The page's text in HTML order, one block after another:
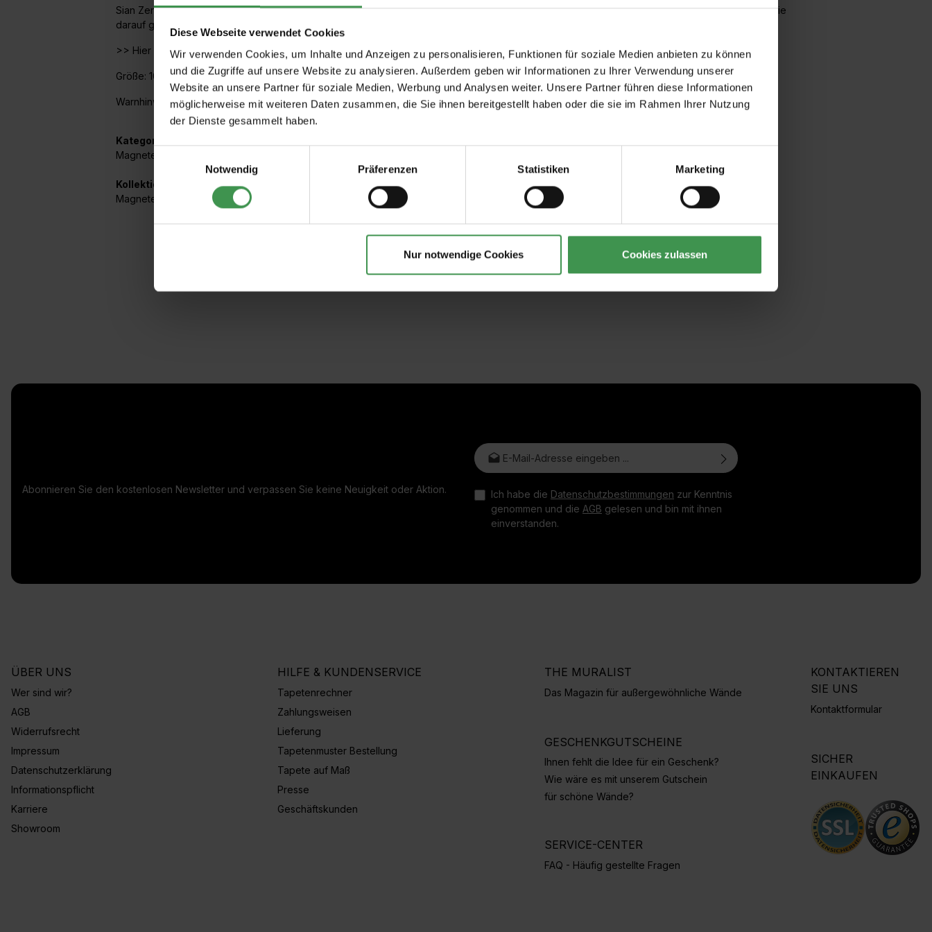
Diese Webseite verwendet Cookies
Wir verwenden Cookies, um Inhalte und Anzeigen zu personalisieren, Funktionen für soziale Medien anbieten zu können
und die Zugriffe auf unsere Website zu analysieren. Außerdem geben wir Informationen zu Ihrer Verwendung unserer
Website an unsere Partner für soziale Medien, Werbung und Analysen weiter. Unsere Partner führen diese Informationen
möglicherweise mit weiteren Daten zusammen, die Sie ihnen bereitgestellt haben oder die sie im Rahmen Ihrer Nutzung
der Dienste gesammelt haben.
Einwilligungsauswahl
Notwendig
Präferenzen Statistiken Marketing
Nur notwendige Cookies Cookies zulassen
Sian Zeng bietet einige Tapetenmotive in magnetischer Ausführung an. Mit unserer Anleitung können Sie außerdem ihren Wanduntergrund und die
darauf geklebte Tapete mithilfe von Magnetfarbe kostengünstig magnetisch machen.
>> Hier erfahren Sie, wie Sie Wände und Tapeten ganz einfach magnetisch machen können
Größe: 10,4 cm x 11 cm
Warnhinweis: Artikel nicht geeignet für Kinder unter 36 Monaten
Kategorien:
Magnete
Kollektionen mit diesem Artikel:
Magnete
Abonnieren Sie den kostenlosen Newsletter und verpassen Sie keine Neuigkeit oder Aktion.
E-Mail-Adresse*
Ich habe die Datenschutzbestimmungen zur Kenntnis
genommen und die AGB gelesen und bin mit ihnen
einverstanden.
ÜBER UNS
Wer sind wir?
AGB
Widerrufsrecht
Impressum
Datenschutzerklärung
Informationspflicht
Karriere
Showroom
HILFE & KUNDENSERVICE
Tapetenrechner
Zahlungsweisen
Lieferung
Tapetenmuster Bestellung
Tapete auf Maß
Presse
Geschäftskunden
THE MURALIST
Das Magazin für außergewöhnliche Wände
GESCHENKGUTSCHEINE
Ihnen fehlt die Idee für ein Geschenk?
Wie wäre es mit unserem Gutschein
für schöne Wände?
SERVICE-CENTER
FAQ - Häufig gestellte Fragen
KONTAKTIEREN
SIE UNS
Kontaktformular
SICHER
EINKAUFEN